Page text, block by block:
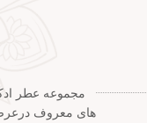
مجموعه عطر
های معروف